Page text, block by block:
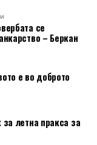
се
– Беркан
е во доброто
летна пракса за